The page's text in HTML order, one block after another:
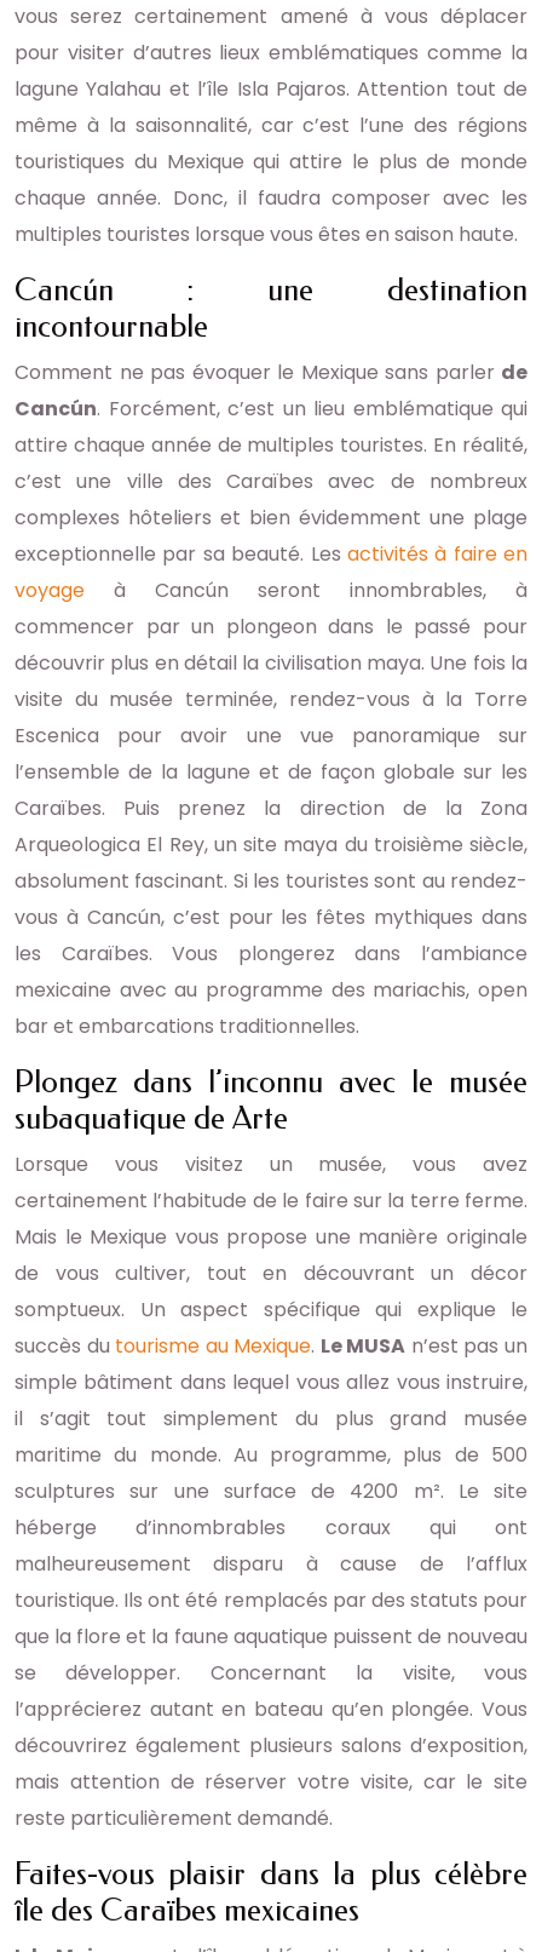
vous serez certainement amené à vous déplacer
pour visiter d’autres lieux emblématiques comme la
lagune Yalahau et l’île Isla Pajaros. Attention tout de
même à la saisonnalité, car c’est l’une des régions
touristiques du Mexique qui attire le plus de monde
chaque année. Donc, il faudra composer avec les
multiples touristes lorsque vous êtes en saison haute.
Cancún : une destination
incontournable
Comment ne pas évoquer le Mexique sans parler de
Cancún. Forcément, c’est un lieu emblématique qui
attire chaque année de multiples touristes. En réalité,
c’est une ville des Caraïbes avec de nombreux
complexes hôteliers et bien évidemment une plage
exceptionnelle par sa beauté. Les activités à faire en
voyage à Cancún seront innombrables, à
commencer par un plongeon dans le passé pour
découvrir plus en détail la civilisation maya. Une fois la
visite du musée terminée, rendez-vous à la Torre
Escenica pour avoir une vue panoramique sur
l’ensemble de la lagune et de façon globale sur les
Caraïbes. Puis prenez la direction de la Zona
Arqueologica El Rey, un site maya du troisième siècle,
absolument fascinant. Si les touristes sont au rendez-
vous à Cancún, c’est pour les fêtes mythiques dans
les Caraïbes. Vous plongerez dans l’ambiance
mexicaine avec au programme des mariachis, open
bar et embarcations traditionnelles.
Plongez dans l’inconnu avec le musée
subaquatique de Arte
Lorsque vous visitez un musée, vous avez
certainement l’habitude de le faire sur la terre ferme.
Mais le Mexique vous propose une manière originale
de vous cultiver, tout en découvrant un décor
somptueux. Un aspect spécifique qui explique le
succès du tourisme au Mexique. Le MUSA n’est pas un
simple bâtiment dans lequel vous allez vous instruire,
il s’agit tout simplement du plus grand musée
maritime du monde. Au programme, plus de 500
sculptures sur une surface de 4200 m². Le site
héberge d’innombrables coraux qui ont
malheureusement disparu à cause de l’afflux
touristique. Ils ont été remplacés par des statuts pour
que la flore et la faune aquatique puissent de nouveau
se développer. Concernant la visite, vous
l’apprécierez autant en bateau qu’en plongée. Vous
découvrirez également plusieurs salons d’exposition,
mais attention de réserver votre visite, car le site
reste particulièrement demandé.
Faites-vous plaisir dans la plus célèbre
île des Caraïbes mexicaines